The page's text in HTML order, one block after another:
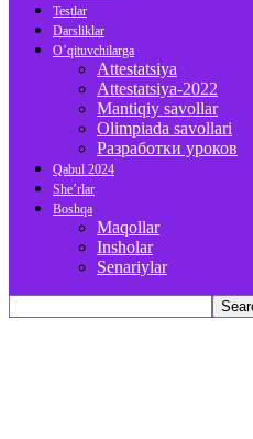
Testlar
Darsliklar
O’qituvchilarga
Attestatsiya
Attestatsiya-2022
Mantiqiy savollar
Olimpiada savollari
Разработки уроков
Qabul 2024
She’rlar
Boshqa
Maqollar
Insholar
Senariylar